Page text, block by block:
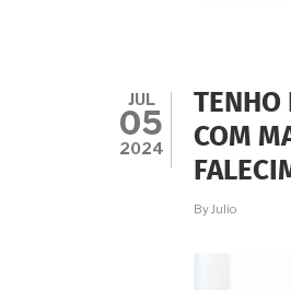
JUL
05
2024
TENHO
COM
ByJulio